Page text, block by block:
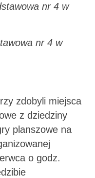
nr 4 w
nr 4 w
zdobyli miejsca
z dziedziny
planszowe na
o godz.